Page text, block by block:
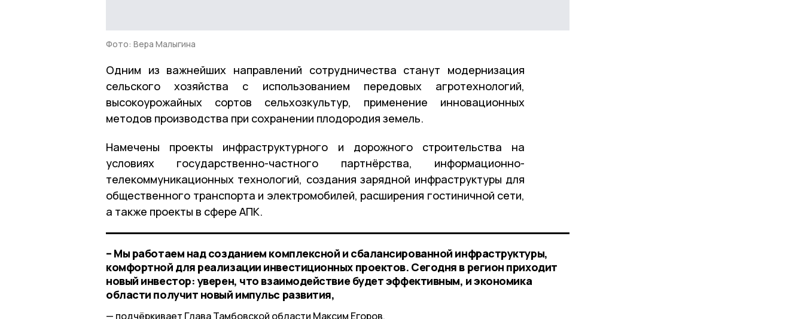
Фото: Вера Малыгина
Одним из важнейших направлений сотрудничества станут модернизация
сельского хозяйства с использованием передовых агротехнологий,
высокоурожайных сортов сельхозкультур, применение инновационных
методов производства при сохранении плодородия земель.
Намечены проекты инфраструктурного и дорожного строительства на
условиях государственно-частного партнёрства, информационно-
телекоммуникационных технологий, создания зарядной инфраструктуры для
общественного транспорта и электромобилей, расширения гостиничной сети,
а также проекты в сфере АПК.
– Мы работаем над созданием комплексной и сбалансированной инфраструктуры,
комфортной для реализации инвестиционных проектов. Сегодня в регион приходит
новый инвестор: уверен, что взаимодействие будет эффективным, и экономика
области получит новый импульс развития,
подчёркивает Глава Тамбовской области Максим Егоров.